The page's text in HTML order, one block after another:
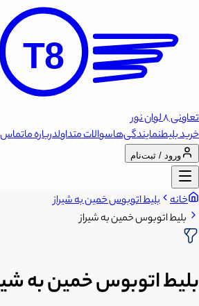
T8
تعاونی 8 لوان نور
خرید بلیطنمایندگی‌هاسوالات متداولدرباره ماتماس
ورود / ثبت‌نام
خانه بلیط اتوبوس خمین به شیراز
بلیط اتوبوس خمین به شیراز
بلیط اتوبوس خمین به